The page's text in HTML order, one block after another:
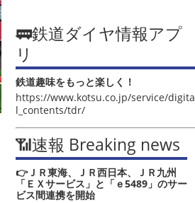
🚃鉄道ダイヤ情報アプ
リ
鉄道趣味をもっと楽しく！
https://www.kotsu.co.jp/service/digita
l_contents/tdr/
📶速報 Breaking news
👉ＪＲ東海、ＪＲ西日本、ＪＲ九州
「ＥＸサービス」と「ｅ5489」のサー
ビス間連携を開始